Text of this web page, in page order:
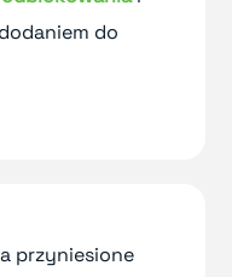
do
przyniesione